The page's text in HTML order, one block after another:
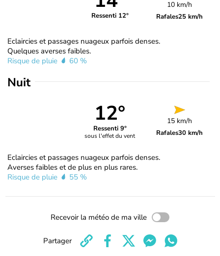
Ressenti 12°
10 km/h
Rafales25 km/h
Eclaircies et passages nuageux parfois denses.
Quelques averses faibles.
Risque de pluie
60 %
Nuit
12°
Ressenti 9°
sous l'effet du vent
15 km/h
Rafales30 km/h
Eclaircies et passages nuageux parfois denses.
Averses faibles et de plus en plus rares.
Risque de pluie
55 %
Recevoir la météo de ma ville
Partager